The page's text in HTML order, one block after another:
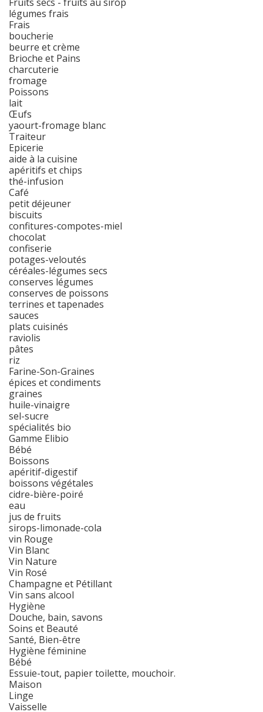
Fruits secs - fruits au sirop
légumes frais
Frais
boucherie
beurre et crème
Brioche et Pains
charcuterie
fromage
Poissons
lait
Œufs
yaourt-fromage blanc
Traiteur
Epicerie
aide à la cuisine
apéritifs et chips
thé-infusion
Café
petit déjeuner
biscuits
confitures-compotes-miel
chocolat
confiserie
potages-veloutés
céréales-légumes secs
conserves légumes
conserves de poissons
terrines et tapenades
sauces
plats cuisinés
raviolis
pâtes
riz
Farine-Son-Graines
épices et condiments
graines
huile-vinaigre
sel-sucre
spécialités bio
Gamme Elibio
Bébé
Boissons
apéritif-digestif
boissons végétales
cidre-bière-poiré
eau
jus de fruits
sirops-limonade-cola
vin Rouge
Vin Blanc
Vin Nature
Vin Rosé
Champagne et Pétillant
Vin sans alcool
Hygiène
Douche, bain, savons
Soins et Beauté
Santé, Bien-être
Hygiène féminine
Bébé
Essuie-tout, papier toilette, mouchoir.
Maison
Linge
Vaisselle